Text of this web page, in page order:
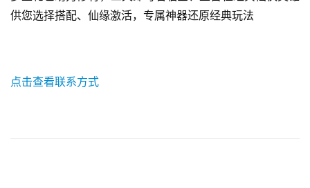
供您选择搭配、仙缘激活，专属神器还原经典玩法
点击查看联系方式